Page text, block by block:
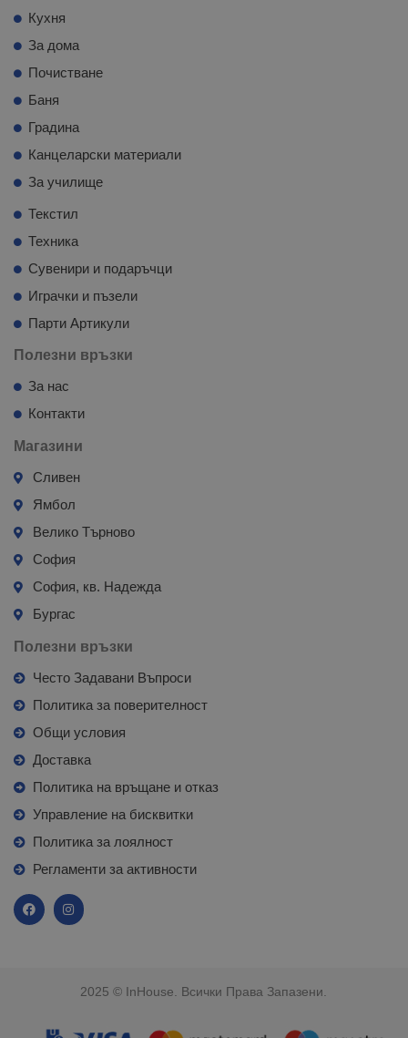
Кухня
За дома
Почистване
Баня
Градина
Канцеларски материали
За училище
Текстил
Техника
Сувенири и подаръчци
Играчки и пъзели
Парти Артикули
Полезни връзки
За нас
Контакти
Магазини
Сливен
Ямбол
Велико Търново
София
София, кв. Надежда
Бургас
Полезни връзки
Често Задавани Въпроси
Политика за поверителност
Общи условия
Доставка
Политика на връщане и отказ
Управление на бисквитки
Политика за лоялност
Регламенти за активности
2025 © InHouse. Всички Права Запазени.